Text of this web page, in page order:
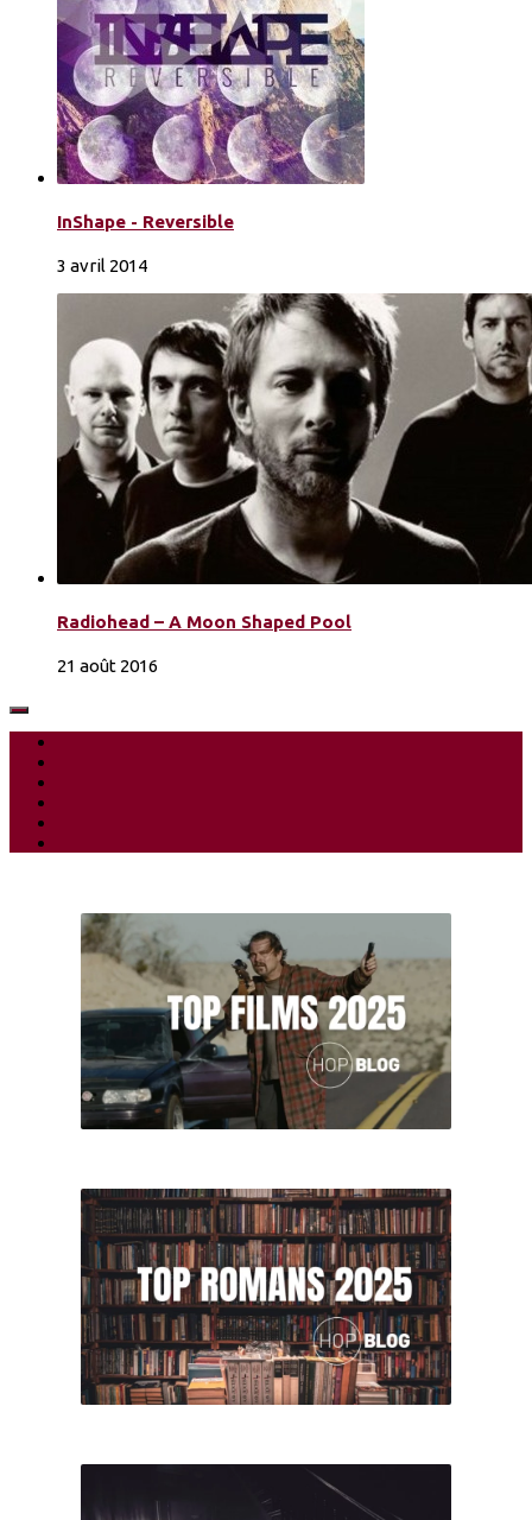
InShape - Reversible
3 avril 2014
Radiohead – A Moon Shaped Pool
21 août 2016